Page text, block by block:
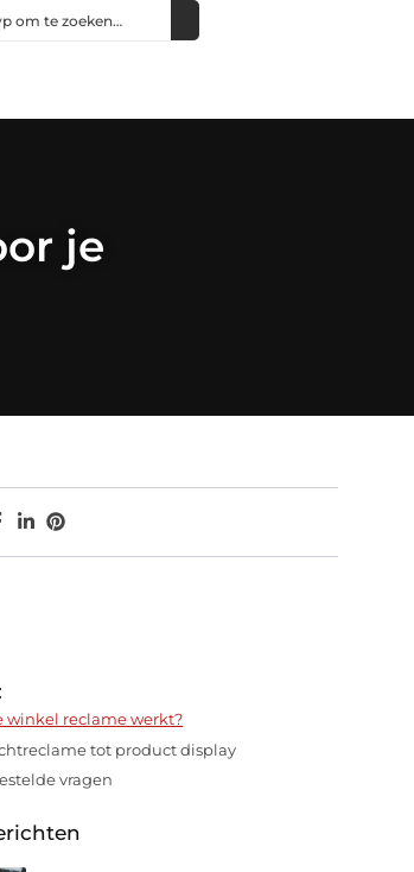
je
winkel reclame werkt?
tot product display
vragen